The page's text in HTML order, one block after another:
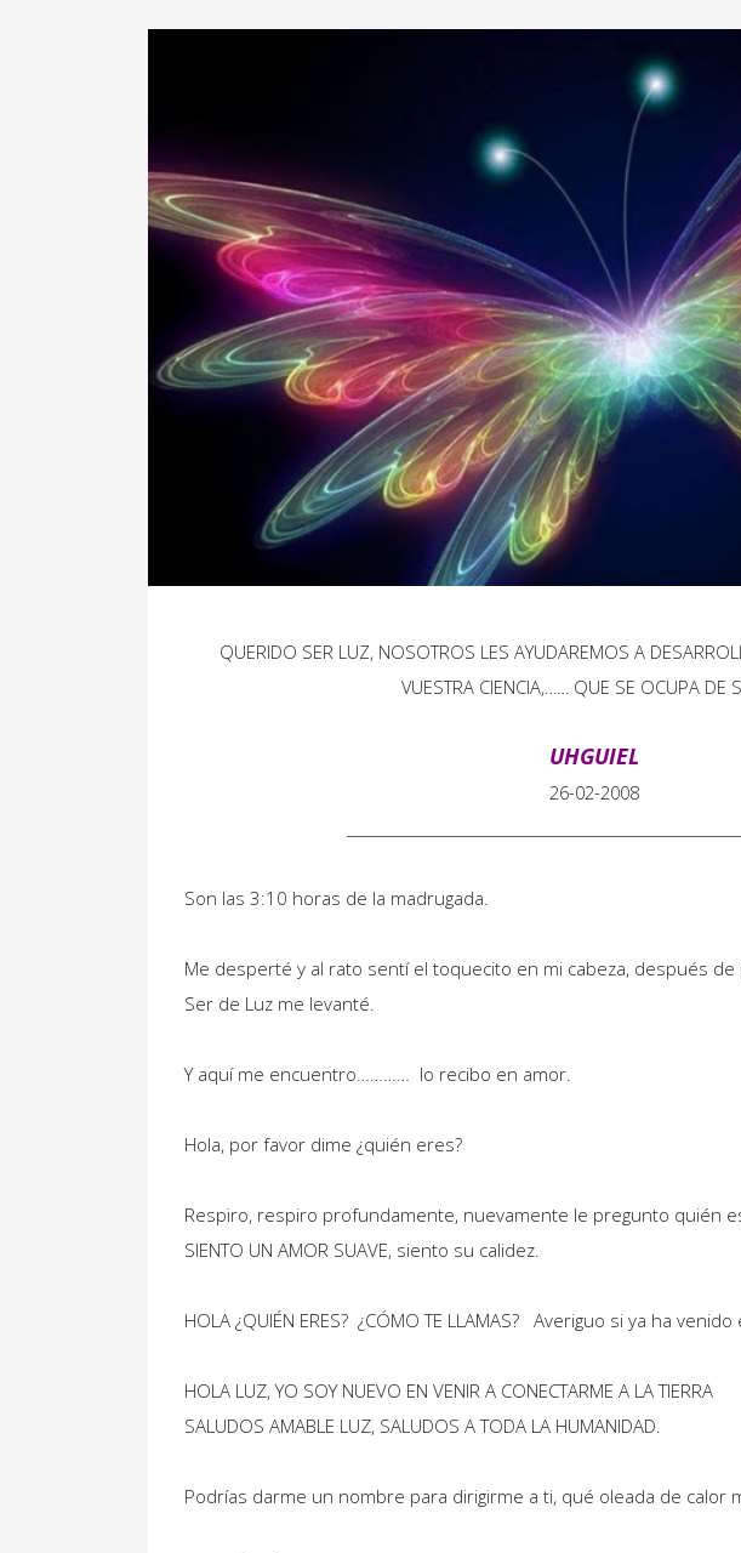
QUERIDO SER LUZ, NOSOTROS LES AYUDAREMOS A
VUESTRA CIENCIA,…… QUE SE OCUPA DE
UHGUIEL
26-02-2008
Son las 3:10 horas de la madrugada.
Me desperté y al rato sentí el toquecito en mi cabeza, después
Ser de Luz me levanté.
Y aquí me encuentro………… lo recibo en amor.
Hola, por favor dime ¿quién eres?
Respiro, respiro profundamente, nuevamente le pregunto quién
SIENTO UN AMOR SUAVE, siento su calidez.
HOLA ¿QUIÉN ERES? ¿CÓMO TE LLAMAS? Averiguo si ya ha
HOLA LUZ, YO SOY NUEVO EN VENIR A CONECTARME A LA TIERRA
SALUDOS AMABLE LUZ, SALUDOS A TODA LA HUMANIDAD.
Podrías darme un nombre para dirigirme a ti, qué oleada de calor